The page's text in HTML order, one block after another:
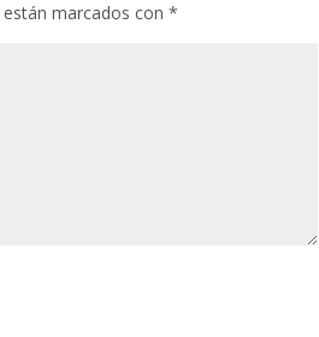
marcados con *